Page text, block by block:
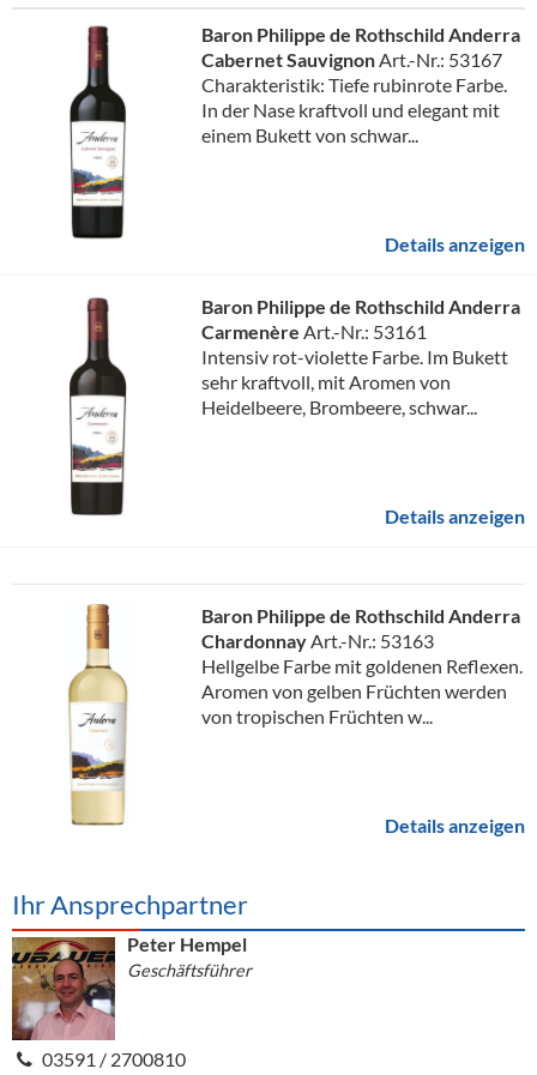
Baron Philippe de Rothschild Anderra
Cabernet SauvignonArt.-Nr.: 53167
Charakteristik: Tiefe rubinrote Farbe.
In der Nase kraftvoll und elegant mit
einem Bukett von schwar...
Details anzeigen
Baron Philippe de Rothschild Anderra
Carmenère Art.-Nr.: 53161
Intensiv rot-violette Farbe. Im Bukett
sehr kraftvoll, mit Aromen von
Heidelbeere, Brombeere, schwar...
Details anzeigen
Baron Philippe de Rothschild Anderra
ChardonnayArt.-Nr.: 53163
Hellgelbe Farbe mit goldenen Reflexen.
Aromen von gelben Früchten werden
von tropischen Früchten w...
Details anzeigen
Ihr Ansprechpartner
Peter Hempel
Geschäftsführer
03591 / 2700810